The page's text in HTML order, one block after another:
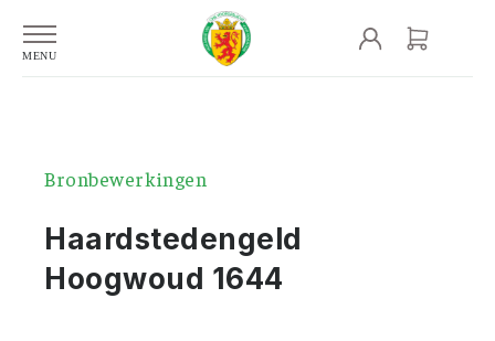
Bronbewerkingen
Haardstedengeld
Hoogwoud 1644